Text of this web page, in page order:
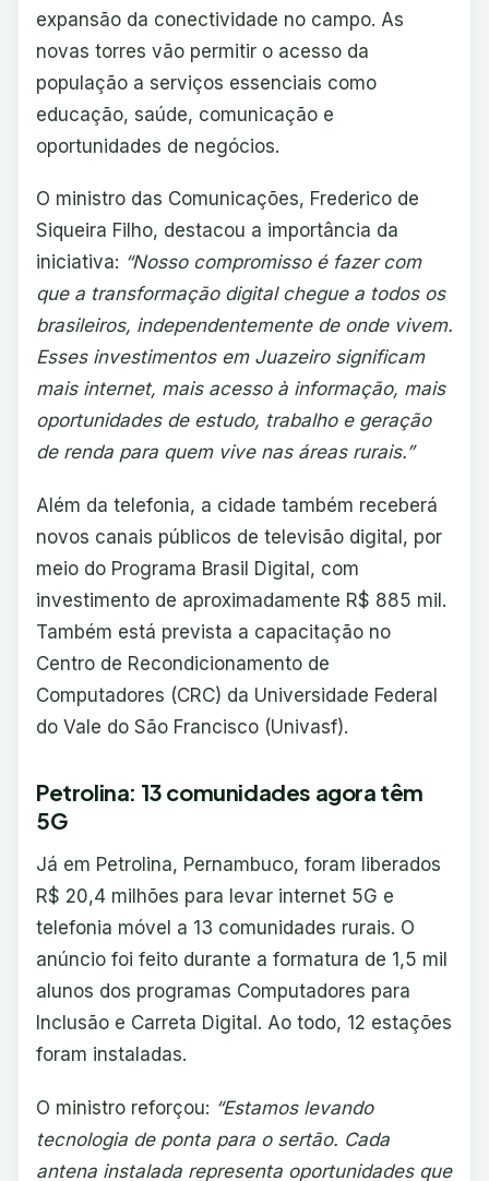
expansão da conectividade no campo. As
novas torres vão permitir o acesso da
população a serviços essenciais como
educação, saúde, comunicação e
oportunidades de negócios.
O ministro das Comunicações, Frederico de
Siqueira Filho, destacou a importância da
iniciativa: “Nosso compromisso é fazer com
que a transformação digital chegue a todos os
brasileiros, independentemente de onde vivem.
Esses investimentos em Juazeiro significam
mais internet, mais acesso à informação, mais
oportunidades de estudo, trabalho e geração
de renda para quem vive nas áreas rurais.”
Além da telefonia, a cidade também receberá
novos canais públicos de televisão digital, por
meio do Programa Brasil Digital, com
investimento de aproximadamente R$ 885 mil.
Também está prevista a capacitação no
Centro de Recondicionamento de
Computadores (CRC) da Universidade Federal
do Vale do São Francisco (Univasf).
Petrolina: 13 comunidades agora têm
5G
Já em Petrolina, Pernambuco, foram liberados
R$ 20,4 milhões para levar internet 5G e
telefonia móvel a 13 comunidades rurais. O
anúncio foi feito durante a formatura de 1,5 mil
alunos dos programas Computadores para
Inclusão e Carreta Digital. Ao todo, 12 estações
foram instaladas.
O ministro reforçou: “Estamos levando
tecnologia de ponta para o sertão. Cada
antena instalada representa oportunidades que